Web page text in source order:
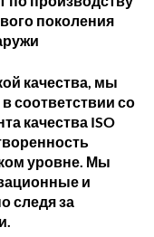
поколения
качества, мы
соответствии со
качества ISO
уровне. Мы
и
следя за